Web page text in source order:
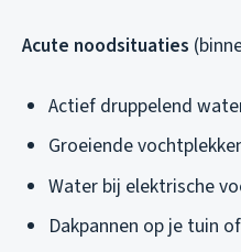
Acute noodsituaties
Actief druppelend
Groeiende
Water bij elektrische
Dakpannen op je tuin